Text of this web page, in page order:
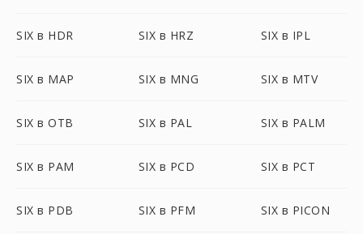
SIX в HDR SIX в HRZ SIX в IPL
SIX в MAP SIX в MNG SIX в MTV
SIX в OTB SIX в PAL SIX в PALM
SIX в PAM SIX в PCD SIX в PCT
SIX в PDB SIX в PFM SIX в PICON